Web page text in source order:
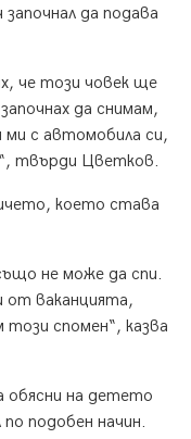
да подава
че този човек ще
да снимам,
с автомобила си,
твърди Цветков.
което става
не може да спи.
от ваканцията,
спомен“, казва
обясни на детето
подобен начин.